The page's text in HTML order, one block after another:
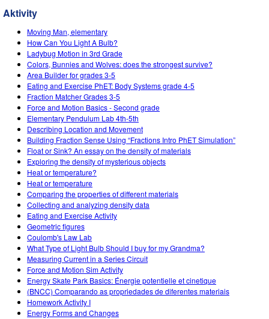
Aktivity
Moving Man, elementary
How Can You Light A Bulb?
Ladybug Motion in 3rd Grade
Colors, Bunnies and Wolves: does the strongest survive?
Area Builder for grades 3-5
Eating and Exercise PhET: Body Systems grade 4-5
Fraction Matcher Grades 3-5
Force and Motion Basics - Second grade
Elementary Pendulum Lab 4th-5th
Describing Location and Movement
Building Fraction Sense Using “Fractions Intro PhET Simulation”
Float or Sink? An essay on the density of materials
Exploring the density of mysterious objects
Heat or temperature?
Heat or temperature
Comparing the properties of different materials
Collecting and analyzing density data
Eating and Exercise Activity
Geometric figures
Coulomb's Law Lab
What Type of Light Bulb Should I buy for my Grandma?
Measuring Current in a Series Circuit
Force and Motion Sim Activity
Energy Skate Park Basics: Énergie potentielle et cinetique
(BNCC) Comparando as propriedades de diferentes materiais
Homework Activity I
Energy Forms and Changes